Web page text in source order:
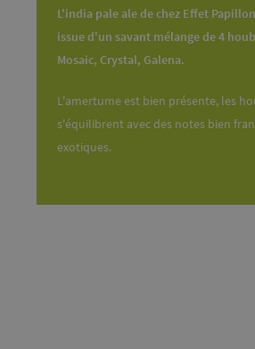
L'india pale ale de chez Effet
issue d'un savant mélange de 4
Mosaic, Crystal, Galena.
L'amertume est bien présente, les
s'équilibrent avec des notes bien
exotiques.